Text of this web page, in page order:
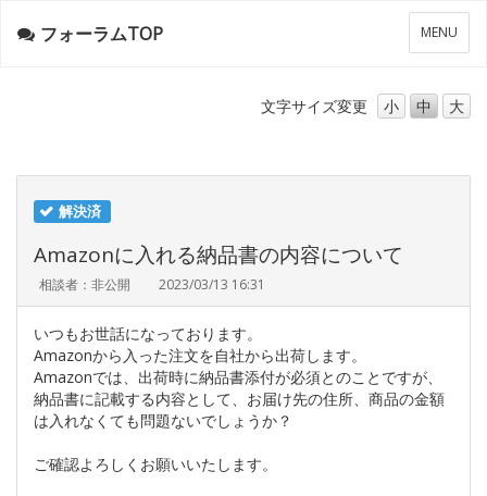
メ
ニ
ー
MENU
フォーラムTOP
文字サイズ変更 小 中 大
解決済
Amazonに入れる納品書の内容について
相談者：非公開 2023/03/13 16:31
いつもお世話になっております。
Amazonから入った注文を自社から出荷します。
Amazonでは、出荷時に納品書添付が必須とのことですが、
納品書に記載する内容として、お届け先の住所、商品の金額
は入れなくても問題ないでしょうか？
ご確認よろしくお願いいたします。